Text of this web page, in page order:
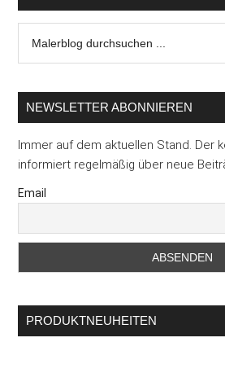
durchsuchen
NEWSLETTER ABONNIEREN
Immer auf dem aktuellen Stand. Der
informiert regelmäßig über neue
Email
PRODUKTNEUHEITEN